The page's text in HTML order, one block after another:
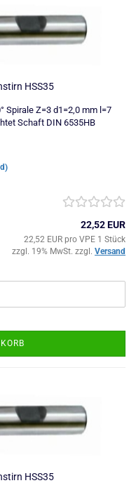
HSS35
Spirale Z=3 d1=2,0 mm l=7
Schaft DIN 6535HB
22,52 EUR
22,52 EUR pro VPE 1 Stück
zzgl. 19% MwSt. zzgl. Versand
HSS35